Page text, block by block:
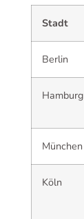
Stadt
Berlin
Hamburg
München
Köln